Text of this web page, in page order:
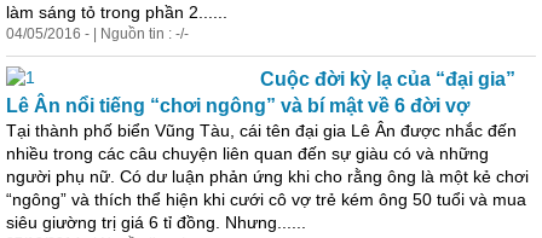
làm sáng tỏ trong phần 2......
04/05/2016 - | Nguồn tin : -/-
Cuộc đời kỳ lạ của “đại gia”
Lê Ân nổi tiếng “chơi ngông” và bí mật về 6 đời vợ
Tại thành phố biển Vũng Tàu, cái tên đại gia Lê Ân được nhắc đến
nhiều trong các câu chuyện liên quan đến sự giàu có và những
người phụ nữ. Có dư luận phản ứng khi cho rằng ông là một kẻ chơi
“ngông” và thích thể hiện khi cưới cô vợ trẻ kém ông 50 tuổi và mua
siêu giường trị giá 6 tỉ đồng. Nhưng......